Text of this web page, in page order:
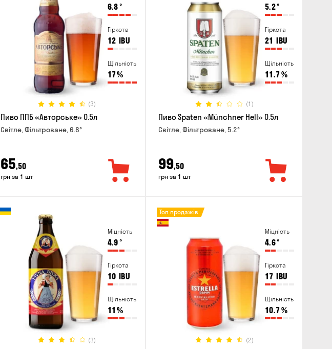
6.8°
Гіркота
12 IBU
Щільність
17%
(3)
Пиво ППБ «Авторське» 0.5л
Світле, Фільтроване, 6.8°
65,50
грн за 1 шт
5.2°
Гіркота
21 IBU
Щільність
11.7%
(1)
Пиво Spaten «Münchner Hell» 0.5л
Світле, Фільтроване, 5.2°
99,50
грн за 1 шт
Міцність
4.9°
Гіркота
10 IBU
Щільність
11 %
(3)
Міцність
4.6°
Гіркота
17 IBU
Щільність
10.7%
(2)
Топ продажів